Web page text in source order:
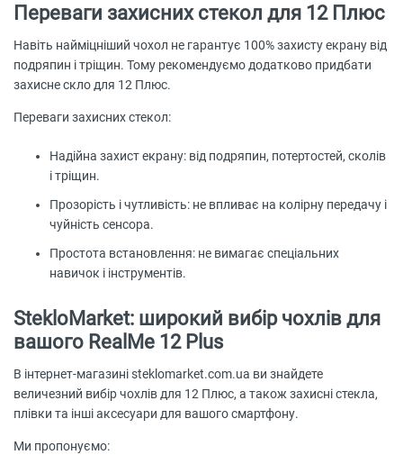
Переваги захисних стекол для 12 Плюс
Навіть найміцніший чохол не гарантує 100% захисту екрану від
подряпин і тріщин. Тому рекомендуємо додатково придбати
захисне скло для 12 Плюс.
Переваги захисних стекол:
Надійна захист екрану: від подряпин, потертостей, сколів
і тріщин.
Прозорість і чутливість: не впливає на колірну передачу і
чуйність сенсора.
Простота встановлення: не вимагає спеціальних
навичок і інструментів.
StekloMarket: широкий вибір чохлів для
вашого RealMe 12 Plus
В інтернет-магазині steklomarket.com.ua ви знайдете
величезний вибір чохлів для 12 Плюс, а також захисні стекла,
плівки та інші аксесуари для вашого смартфону.
Ми пропонуємо: